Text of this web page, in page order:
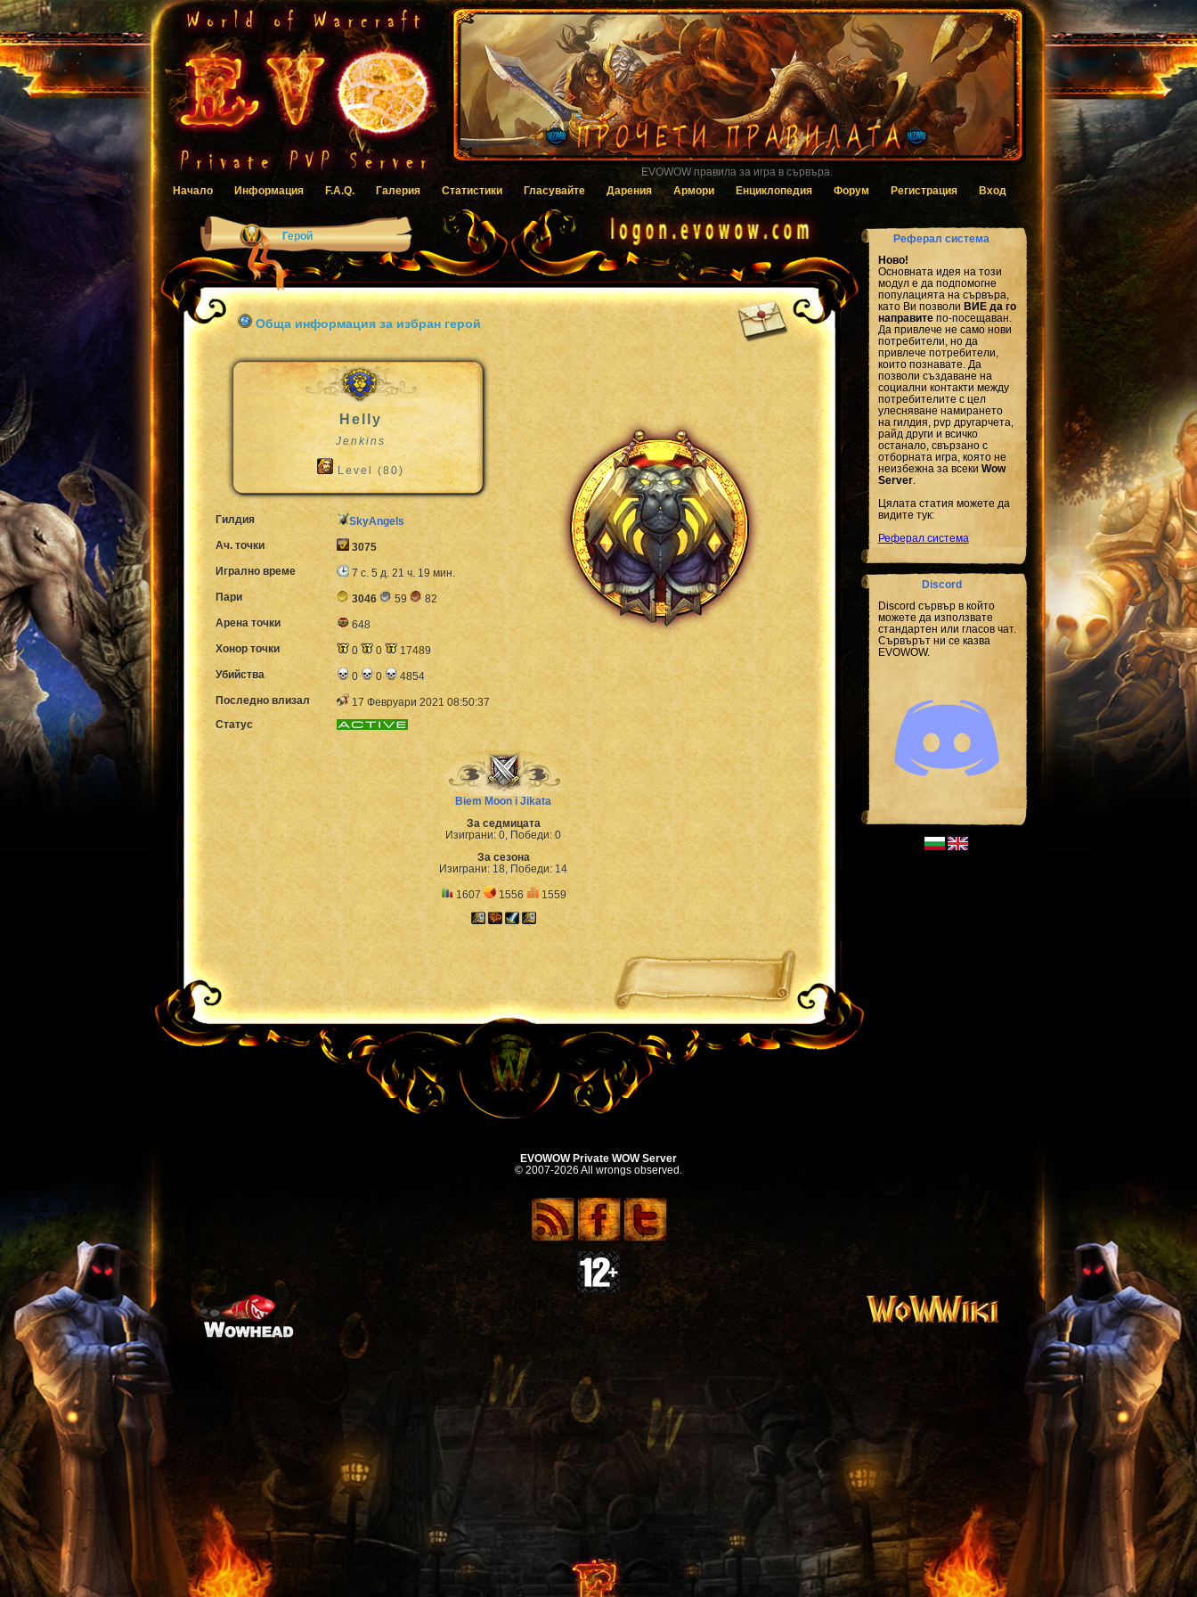
Гласувайте за EVOWOW чрез системата за гласуване.
Начало
Информация F.A.Q. Галерия Статистики Гласувайте Дарения Армори Енциклопедия Форум Регистрация Вход
Реферал система
Ново!
Основната идея на този
модул е да подпомогне
популацията на сървъра,
като Ви позволи ВИЕ да го
направитепо-посещаван.
Да привлече не само нови
потребители, но да
привлече потребители,
които познавате. Да
позволи създаване на
социални контакти между
потребителите с цел
улесняване намирането
на гилдия, pvp другарчета,
райд други и всичко
останало, свързано с
отборната игра, която не
неизбежна за всеки Wow
Server.
Цялата статия можете да
видите тук:
Реферал система
Discord
Discord сървър в който
можете да използвате
стандартен или гласов чат.
Сървърът ни се казва
EVOWOW.
Герой
Обща информация за избран герой
Helly
Jenkins
Level (80)
Гилдия
SkyAngels
Ач. точки
3075
Игрално време
7 с. 5 д. 21 ч. 19 мин.
Пари
3046 59
82
Арена точки
648
Хонор точки
0 0
17489
Убийства
0 0
4854
Последно влизал
17 Февруари 2021 08:50:37
Статус
Biem Moon i Jikata
За седмицата
Изиграни: 0, Победи: 0
За сезона
Изиграни: 18, Победи: 14
1607 1556 1559
EVOWOW Private WOW Server
© 2007-2026 All wrongs observed.